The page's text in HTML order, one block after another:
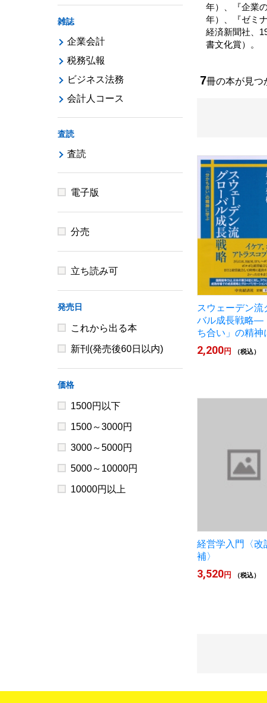
年）、『企業
年）、『ゼミ
経済新聞社、
書文化賞）。
7冊の本が見
スウェーデン流
バル成長戦略―
ち合い」の精神
2,200円 （税込）
経営学入門〈改
補〉
3,520円 （税込）
雑誌
企業会計
税務弘報
ビジネス法務
会計人コース
査読
査読
電子版
分売
立ち読み可
発売日
これから出る本
新刊(発売後60日以内)
価格
1500円以下
1500～3000円
3000～5000円
5000～10000円
10000円以上